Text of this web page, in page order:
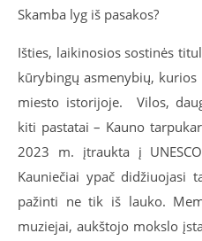
Skamba lyg iš pasakos?
Išties, laikinosios sostinės
kūrybingų asmenybių,
miesto istorijoje. Vilos,
kiti pastatai – Kauno
2023 m. įtraukta į
Kauniečiai ypač didžiuojasi
pažinti ne tik iš lauko.
muziejai, aukštojo mokslo